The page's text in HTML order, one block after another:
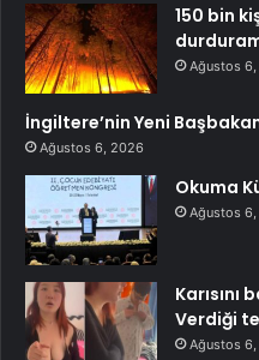
150 bin
Ağustos
İngiltere’nin Yeni
Ağustos 6, 2026
Okuma
Ağustos
Verdiği
Ağustos